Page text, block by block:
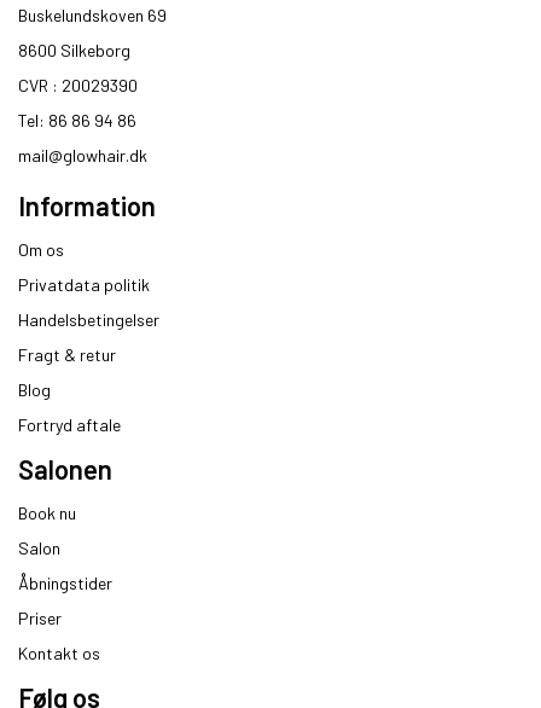
Buskelundskoven 69
8600 Silkeborg​
CVR : 20029390​
Tel: 86 86 94 86
mail@glowhair.dk
Information
Om os
Privatdata politik
Handelsbetingelser
Fragt & retur
Blog
Fortryd aftale
Salonen
Book nu
Salon
Åbningstider
Priser
Kontakt os
Følg os